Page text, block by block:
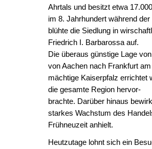
Ahrtals und besitzt etwa
im 8. Jahrhundert während
blühte die Siedlung in
Friedrich I. Barbarossa auf.
Die überaus günstige Lage
von Aachen nach Frankfurt
mächtige Kaiserpfalz errichtet
die gesamte Region hervor-
brachte. Darüber hinaus
starkes Wachstum des
Frühneuzeit anhielt.
Heutzutage lohnt sich ein